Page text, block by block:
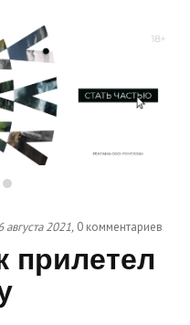
августа 2021, 0 комментариев
прилетел